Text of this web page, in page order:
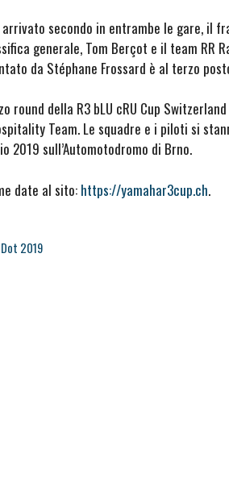
arrivato secondo in entrambe le gare, il
generale, Tom Berçot e il team RR
da Stéphane Frossard è al terzo
round della R3 bLU cRU Cup
Team. Le squadre e i piloti si
2019 sull’Automotodromo di Brno.
date al sito: https://yamahar3cup.ch.
2019